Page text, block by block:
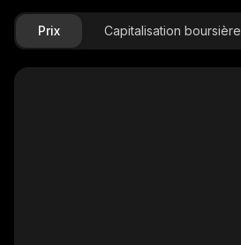
Prix Capitalisation boursière